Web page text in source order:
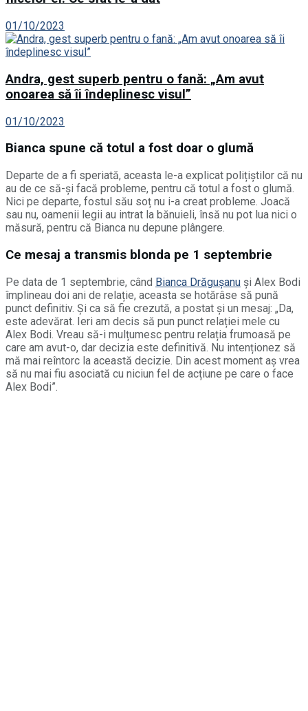
01/10/2023
Andra, gest superb pentru o fană: „Am avut
onoarea să îi îndeplinesc visul”
01/10/2023
Bianca spune că totul a fost doar o glumă
Departe de a fi speriată, aceasta le-a explicat polițiștilor că nu
au de ce să-și facă probleme, pentru că totul a fost o glumă.
Nici pe departe, fostul său soț nu i-a creat probleme. Joacă
sau nu, oamenii legii au intrat la bănuieli, însă nu pot lua nici o
măsură, pentru că Bianca nu depune plângere.
Ce mesaj a transmis blonda pe 1 septembrie
Pe data de 1 septembrie, când Bianca Drăgușanu și Alex Bodi
împlineau doi ani de relație, aceasta se hotărâse să pună
punct definitiv. Și ca să fie crezută, a postat și un mesaj: „Da,
este adevărat. Ieri am decis să pun punct relației mele cu
Alex Bodi. Vreau să-i mulțumesc pentru relația frumoasă pe
care am avut-o, dar decizia este definitivă. Nu intenționez să
mă mai reîntorc la această decizie. Din acest moment aș vrea
să nu mai fiu asociată cu niciun fel de acțiune pe care o face
Alex Bodi”.